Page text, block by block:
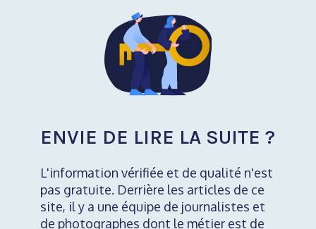
ENVIE DE LIRE LA SUITE ?
L'information vérifiée et de qualité n'est
pas gratuite. Derrière les articles de ce
site, il y a une équipe de journalistes et
de photographes dont le métier est de